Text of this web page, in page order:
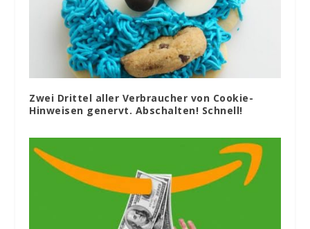
Zwei Drittel aller Verbraucher von Cookie-
Hinweisen genervt. Abschalten! Schnell!